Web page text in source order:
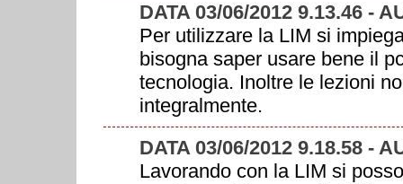
DATA 03/06/2012 9.13.46 -
Per utilizzare la LIM si
bisogna saper usare bene il
tecnologia. Inoltre le lezioni
integralmente.
DATA 03/06/2012 9.18.58 -
Lavorando con la LIM si